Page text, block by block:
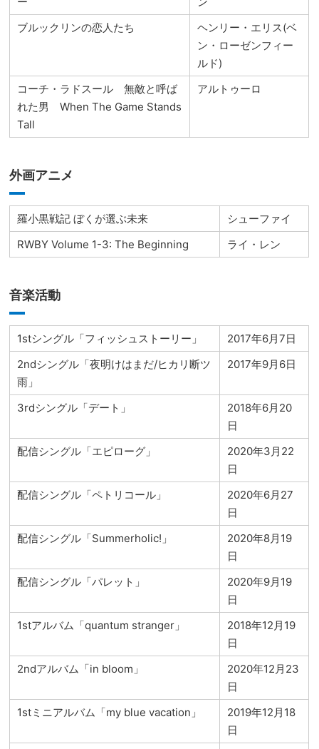
ブルックリンの恋人たち
ヘンリー・エリス(ベ
ン・ローゼンフィー
ルド)
コーチ・ラドスール 無敵と呼ば
れた男 When The Game Stands
Tall
アルトゥーロ
外画アニメ
羅小黒戦記 ぼくが選ぶ未来
シューファイ
RWBY Volume 1-3: The Beginning
ライ・レン
音楽活動
1stシングル「フィッシュストーリー」
2017年6月7日
2ndシングル「夜明けはまだ/ヒカリ断ツ
雨」
2017年9月6日
3rdシングル「デート」
2018年6月20
日
配信シングル「エピローグ」
2020年3月22
日
配信シングル「ペトリコール」
2020年6月27
日
配信シングル「Summerholic!」
2020年8月19
日
配信シングル「パレット」
2020年9月19
日
1stアルバム「quantum stranger」
2018年12月19
日
2ndアルバム「in bloom」
2020年12月23
日
1stミニアルバム「my blue vacation」
2019年12月18
日